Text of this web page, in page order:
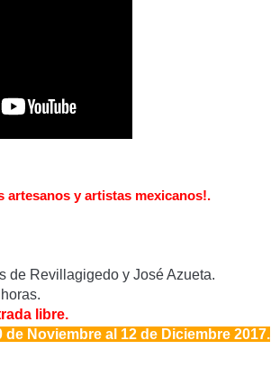
artesanos y artistas mexicanos!.
de Revillagigedo y José Azueta.
libre.
de Noviembre al 12 de Diciembre 2017.